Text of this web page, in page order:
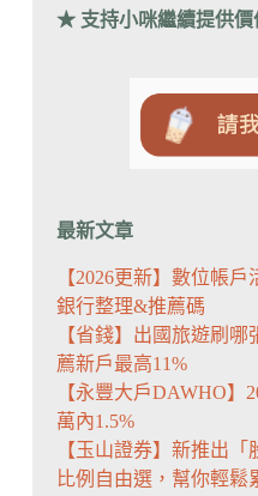
★ 支持小咪繼續提供價
最新文章
【2026更新】數位帳
銀行整理&推薦碼
【省錢】出國旅遊刷
薦新戶最高11%
【永豐大戶DAWHO】
萬內1.5%
【玉山證券】新推出
比例自由選，幫你輕鬆